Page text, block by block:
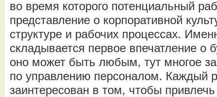
во время которого потенциальный
представление о корпоративной
структуре и рабочих процессах.
складывается первое впечатление о
оно может быть любым, тут многое
по управлению персоналом. Каждый
заинтересован в том, чтобы